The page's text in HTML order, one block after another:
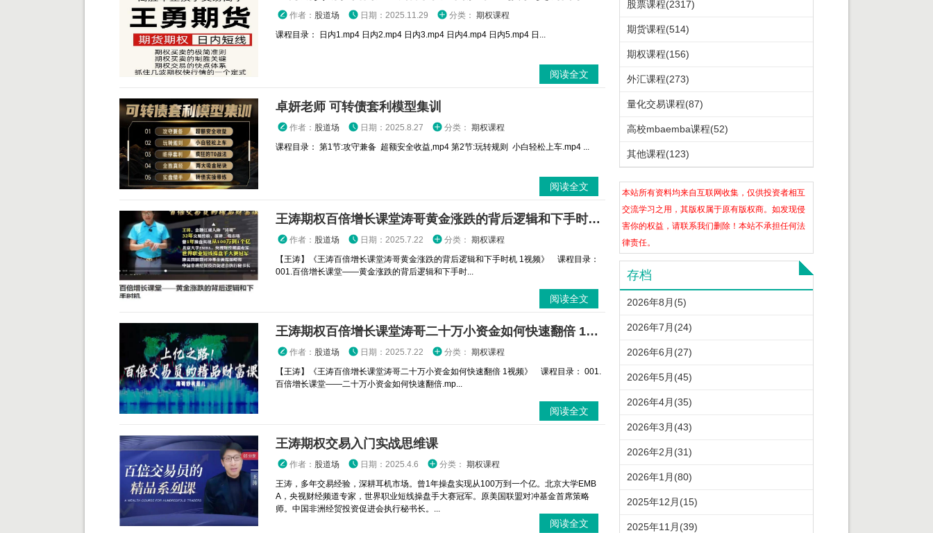
作者： 股道场 日期：2025.11.29 分类： 期权课程
课程目录： 日内1.mp4 日内2.mp4 日内3.mp4 日内4.mp4 日内5.mp4 日...
阅读全文
卓妍老师 可转债套利模型集训
作者： 股道场 日期：2025.8.27 分类： 期权课程
课程目录： 第1节:攻守兼备 超额安全收益,mp4 第2节:玩转规则 小白轻松上车.mp4 ...
阅读全文
王涛期权百倍增长课堂涛哥黄金涨跌的背后逻辑和下手时机 1视频
作者： 股道场 日期：2025.7.22 分类： 期权课程
【王涛】《王涛百倍增长课堂涛哥黄金涨跌的背后逻辑和下手时机 1视频》 课程目录：
001.百倍增长课堂——黄金涨跌的背后逻辑和下手时...
阅读全文
王涛期权百倍增长课堂涛哥二十万小资金如何快速翻倍 1视频
作者： 股道场 日期：2025.7.22 分类： 期权课程
【王涛】《王涛百倍增长课堂涛哥二十万小资金如何快速翻倍 1视频》 课程目录： 001.
百倍增长课堂——二十万小资金如何快速翻倍.mp...
阅读全文
王涛期权交易入门实战思维课
作者： 股道场 日期：2025.4.6 分类： 期权课程
王涛，多年交易经验，深耕耳机市场。曾1年操盘实现从100万到一个亿。北京大学EMB
A，央视财经频道专家，世界职业短线操盘手大赛冠军。原美国联盟对冲基金首席策略
师。中国非洲经贸投资促进会执行秘书长。...
阅读全文
股票课程(2317)
期货课程(514)
期权课程(156)
外汇课程(273)
量化交易课程(87)
高校mbaemba课程(52)
其他课程(123)
本站所有资料均来自互联网收集，仅供投资者相互
交流学习之用，其版权属于原有版权商。如发现侵
害你的权益，请联系我们删除！本站不承担任何法
律责任。
存档
2026年8月(5)
2026年7月(24)
2026年6月(27)
2026年5月(45)
2026年4月(35)
2026年3月(43)
2026年2月(31)
2026年1月(80)
2025年12月(15)
2025年11月(39)